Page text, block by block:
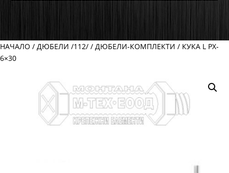
НАЧАЛО / ДЮБЕЛИ /112/ / ДЮБЕЛИ-КОМПЛЕКТИ / КУКА L PX-
6×30